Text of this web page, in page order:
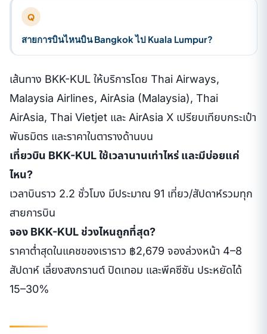
Q
สายการบินไหนบิน Bangkok ไป Kuala Lumpur?
เส้นทาง BKK-KUL ให้บริการโดย Thai Airways,
Malaysia Airlines, AirAsia (Malaysia), Thai
AirAsia, Thai Vietjet และ AirAsia X เปรียบเทียบกระเป๋า
พันธมิตร และราคาในตารางด้านบน
เที่ยวบิน BKK-KUL ใช้เวลานานเท่าไหร่ และมีบ่อยแค่
ไหน?
เวลาบินราว 2.2 ชั่วโมง มีประมาณ 91 เที่ยว/สัปดาห์รวมทุก
สายการบิน
จอง BKK-KUL ช่วงไหนถูกที่สุด?
ราคาต่ำสุดในแคชของเราราว ฿2,679 จองล่วงหน้า 4–8
สัปดาห์ เลี่ยงสงกรานต์ ปิดเทอม และพีคซีซัน ประหยัดได้
15–30%